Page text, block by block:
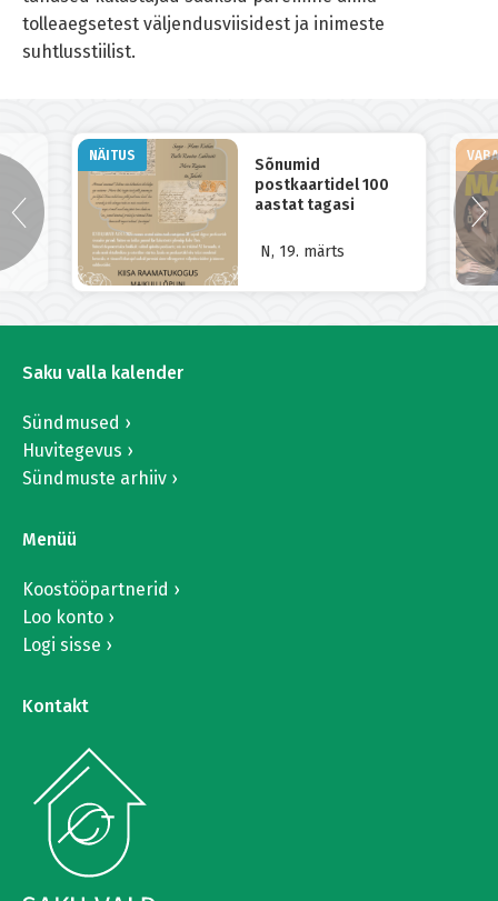
tolleaegsetest väljendusviisidest ja inimeste
suhtlusstiilist.
NÄITUS
Sõnumid
postkaartidel 100
aastat tagasi
N, 19. märts
Saku valla kalender
Sündmused
Huvitegevus
Sündmuste arhiiv
Menüü
Koostööpartnerid
Loo konto
Logi sisse
Kontakt